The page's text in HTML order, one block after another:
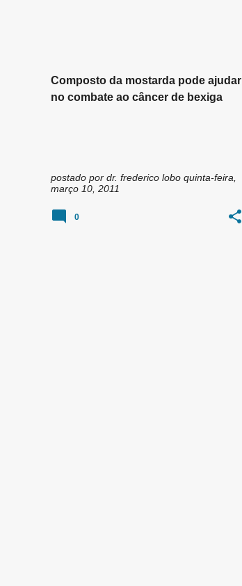
Composto da mostarda pode ajudar
no combate ao câncer de bexiga
postado por dr. frederico lobo quinta-feira,
março 10, 2011
0